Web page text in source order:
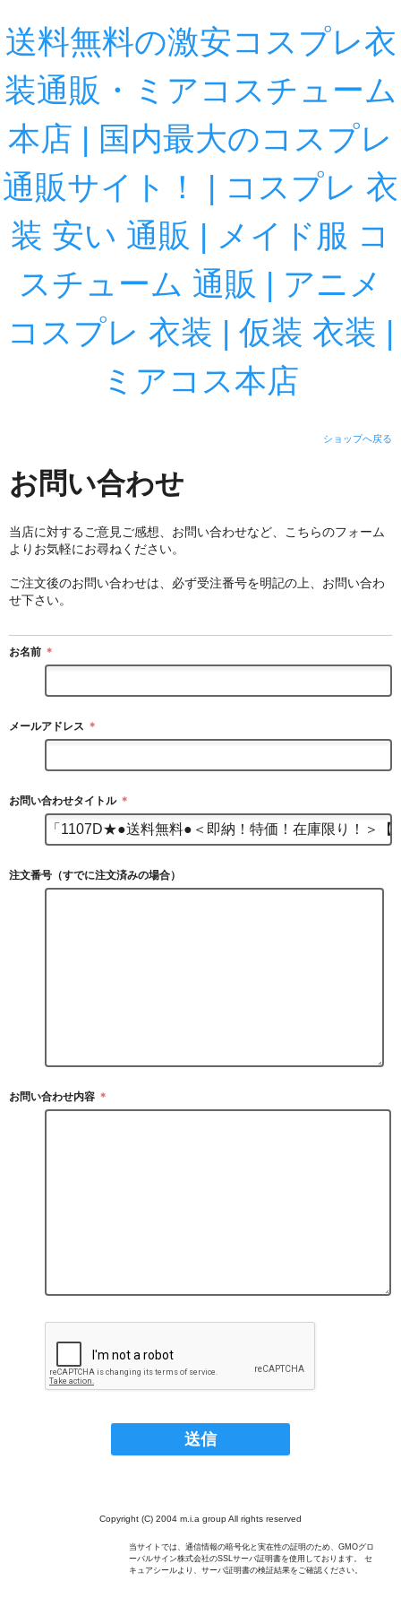
送料無料の激安コスプレ衣
装通販・ミアコスチューム
本店 | 国内最大のコスプレ
通販サイト！ | コスプレ 衣
装 安い 通販 | メイド服 コ
スチューム 通販 | アニメ
コスプレ 衣装 | 仮装 衣装 |
ミアコス本店
ショップへ戻る
お問い合わせ
当店に対するご意見ご感想、お問い合わせなど、こちらのフォーム
よりお気軽にお尋ねください。
ご注文後のお問い合わせは、必ず受注番号を明記の上、お問い合わ
せ下さい。
お名前 ＊
メールアドレス ＊
お問い合わせタイトル ＊
注文番号（すでに注文済みの場合）
お問い合わせ内容 ＊
Copyright (C) 2004 m.i.a group All rights reserved
当サイトでは、通信情報の暗号化と実在性の証明のため、GMOグロ
ーバルサイン株式会社のSSLサーバ証明書を使用しております。 セ
キュアシールより、サーバ証明書の検証結果をご確認ください。